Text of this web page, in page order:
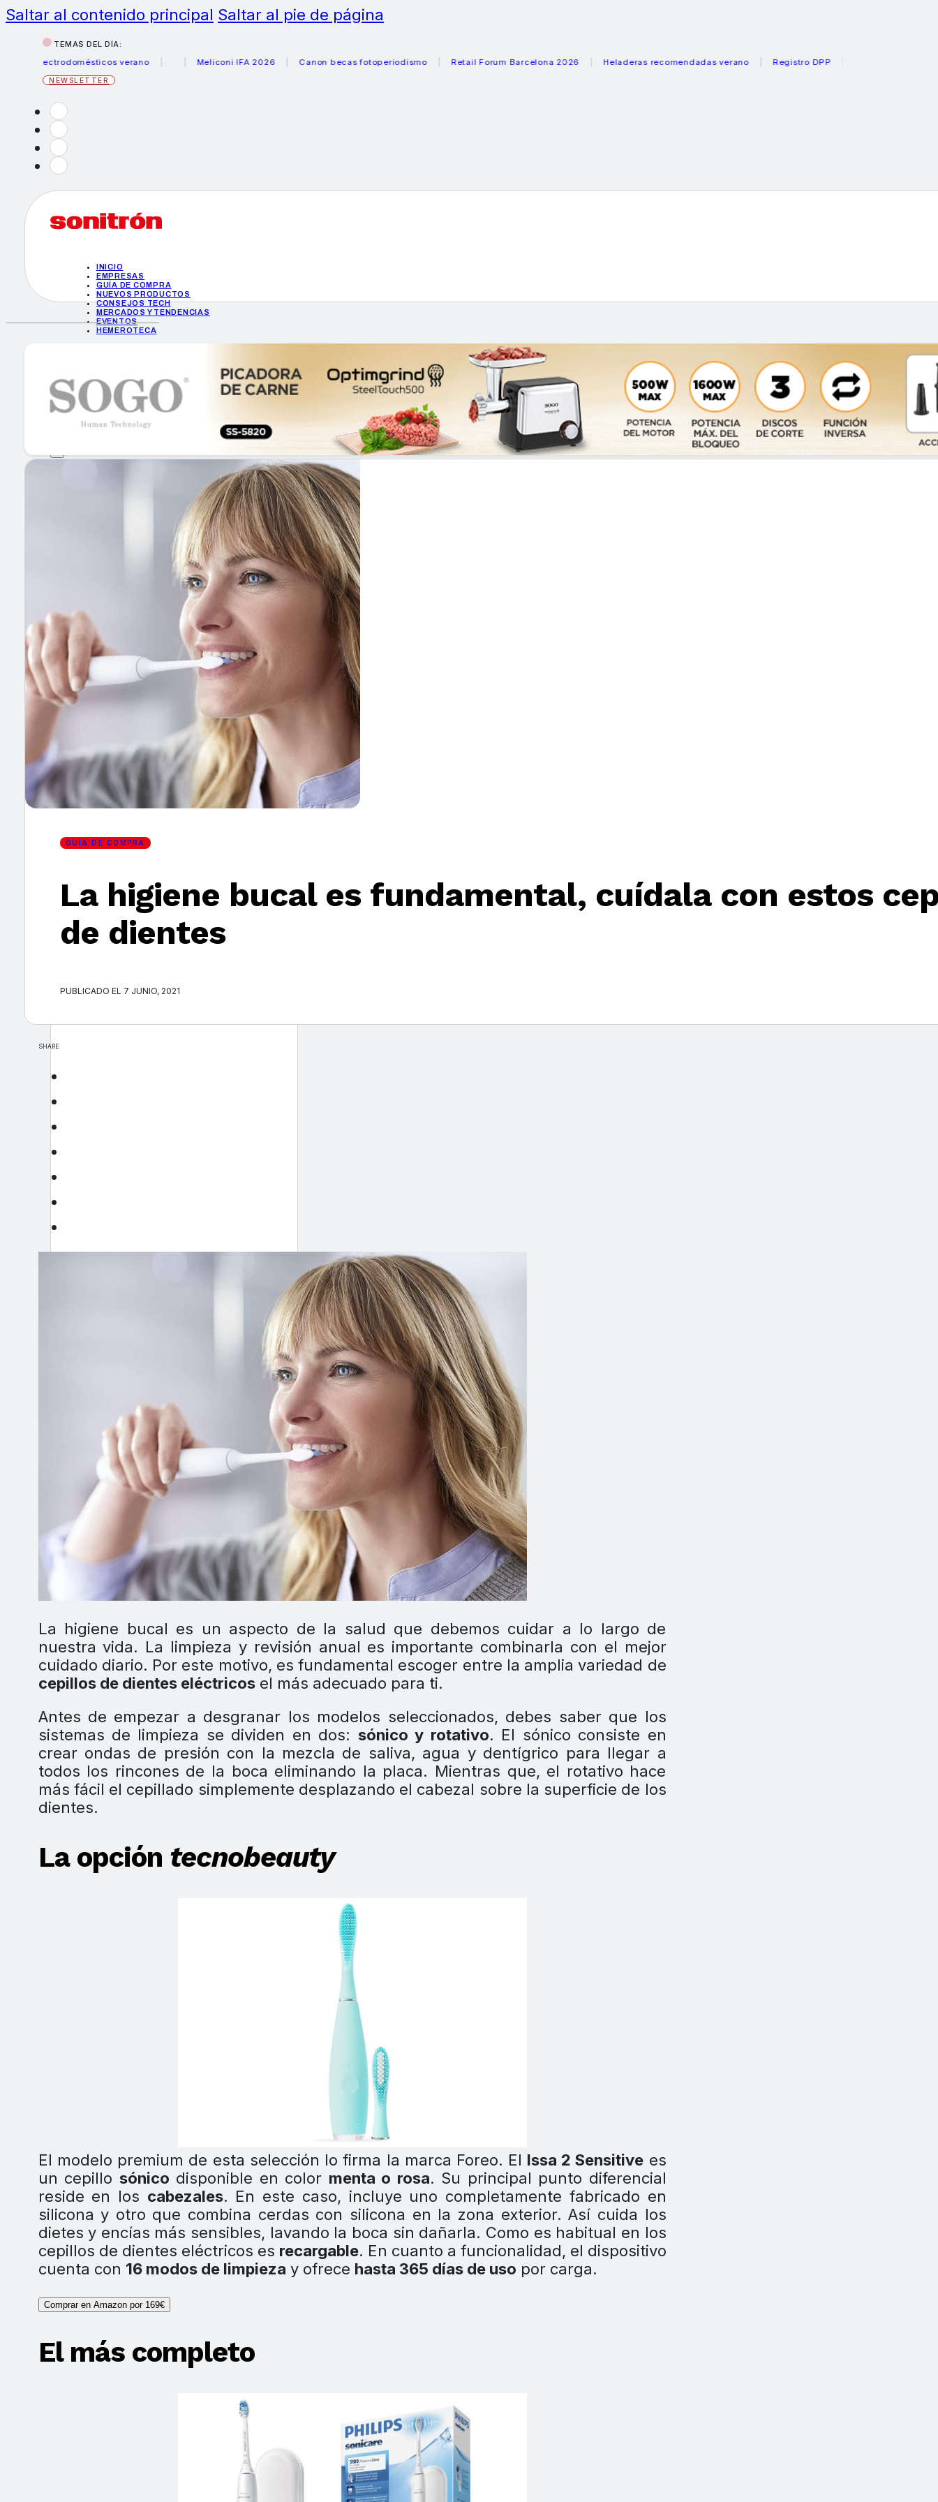
Saltar al contenido principal Saltar al pie de página
TEMAS DEL DÍA:
verano
Meliconi IFA 2026 Canon becas fotoperiodismo Retail Forum Barcelona 2026 Heladeras recomendadas verano Registro DPP
NEWSLETTER
INICIO
EMPRESAS
GUÍA DE COMPRA
NUEVOS PRODUCTOS
CONSEJOS TECH
MERCADOS Y TENDENCIAS
EVENTOS
HEMEROTECA
GUÍA DE COMPRA
NUEVOS PRODUCTOS
CONSEJOS TECH
MERCADOS Y TENDENCIAS
HEMEROTECA
Encuentra tu noticia
Buscar
GUÍA DE COMPRA
La higiene bucal es fundamental, cuídala con estos
de dientes
PUBLICADO EL 7 JUNIO, 2021
SHARE
La higiene bucal es un aspecto de la salud que debemos cuidar a lo largo de
nuestra vida. La limpieza y revisión anual es importante combinarla con el mejor
cuidado diario. Por este motivo, es fundamental escoger entre la amplia variedad de
cepillos de dientes eléctricosel más adecuado para ti.
Antes de empezar a desgranar los modelos seleccionados, debes saber que los
sistemas de limpieza se dividen en dos: sónico y rotativo. El sónico consiste en
crear ondas de presión con la mezcla de saliva, agua y dentígrico para llegar a
todos los rincones de la boca eliminando la placa. Mientras que, el rotativo hace
más fácil el cepillado simplemente desplazando el cabezal sobre la superficie de los
dientes.
La opción tecnobeauty
El modelo premium de esta selección lo firma la marca Foreo. El Issa 2 Sensitive es
un cepillo sónico disponible en color menta o rosa. Su principal punto diferencial
reside en los cabezales. En este caso, incluye uno completamente fabricado en
silicona y otro que combina cerdas con silicona en la zona exterior. Así cuida los
dietes y encías más sensibles, lavando la boca sin dañarla. Como es habitual en los
cepillos de dientes eléctricos es recargable. En cuanto a funcionalidad, el dispositivo
cuenta con 16 modos de limpieza y ofrece hasta 365 días de uso por carga.
Comprar en Amazon por 169€
El más completo